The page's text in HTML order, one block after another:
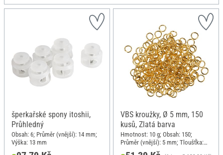
šperkařské spony itoshii,
Průhledný
Obsah: 6; Průměr (vnější): 14 mm;
Výška: 13 mm
VBS kroužky, Ø 5 mm, 150
kusů, Zlatá barva
Hmotnost: 10 g; Obsah: 150;
Průměr (vnější): 5 mm; Tloušťka: